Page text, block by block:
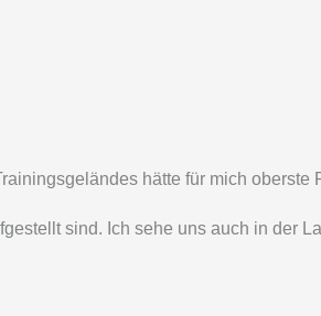
hätte für mich oberste
sind. Ich sehe uns auch in der